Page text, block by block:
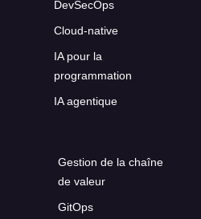
DevSecOps
Cloud-native
IA pour la
programmation
IA agentique
Gestion de la chaîne
de valeur
GitOps